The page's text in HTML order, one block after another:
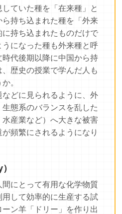
ていた種を「在来種」と
持ち込まれた種を「外来
持ち込まれたものだけで
になった種も外来種と呼
代後期以降に中国から持
歴史の授業で学んだ人も
。
どに見られるように、外
態系のバランスを乱した
産業など）へ大きな被害
頻繁にされるようになり
にとって有用な化学物質
して効率的に生産する試
ン羊「ドリー」を作り出